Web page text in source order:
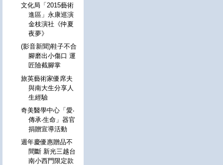
文化局「2015藝術
進區」永康巡演
金枝演社《仲夏
夜夢》
(影音新聞)鞋子不合
腳磨出小傷口 運
匠險截腳掌
旅英藝術家優席夫
與南大生分享人
生經驗
奇美醫學中心「愛‧
傳承‧生命」器官
捐贈宣導活動
週年慶優惠贈品不
間斷 新光三越台
南小西門限定款